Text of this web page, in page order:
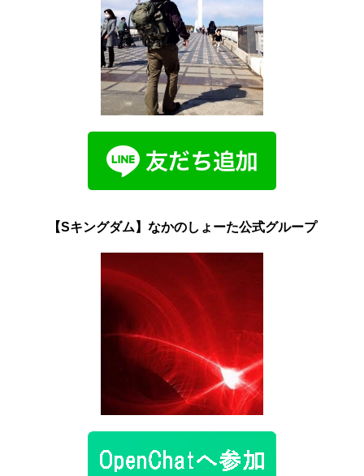
【Sキングダム】なかのしょーた公式グループ